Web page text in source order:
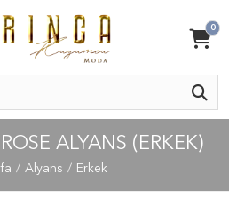
0
ALYANS (ERKEK)
Alyans Erkek